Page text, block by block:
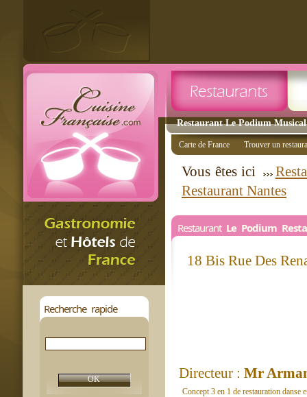
Restaurant Le Podium
Recherche rapide
Carte de France Trouver un
Vous êtes ici
Restaurant Nantes
Restaurant Le Podium
18 Bis Rue Des
Directeur : Mr
Concept 3 en 1 de restauration danse